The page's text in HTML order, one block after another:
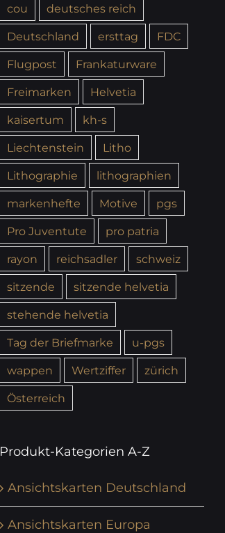
cou
deutsches reich
Deutschland
ersttag
FDC
Flugpost
Frankaturware
Freimarken
Helvetia
kaisertum
kh-s
Liechtenstein
Litho
Lithographie
lithographien
markenhefte
Motive
pgs
Pro Juventute
pro patria
rayon
reichsadler
schweiz
sitzende
sitzende helvetia
stehende helvetia
Tag der Briefmarke
u-pgs
wappen
Wertziffer
zürich
Österreich
Produkt-Kategorien A-Z
Ansichtskarten Deutschland
Ansichtskarten Europa